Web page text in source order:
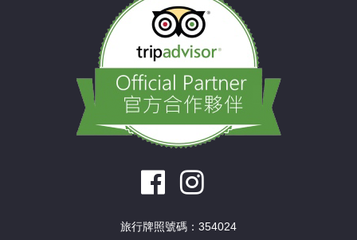
旅行牌照號碼：354024